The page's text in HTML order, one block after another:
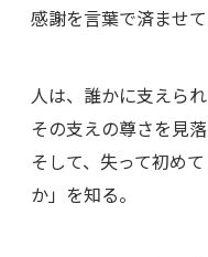
感謝を言葉で済ませて
人は、誰かに支えられ
その支えの尊さを見
そして、失って初め
か」を知る。